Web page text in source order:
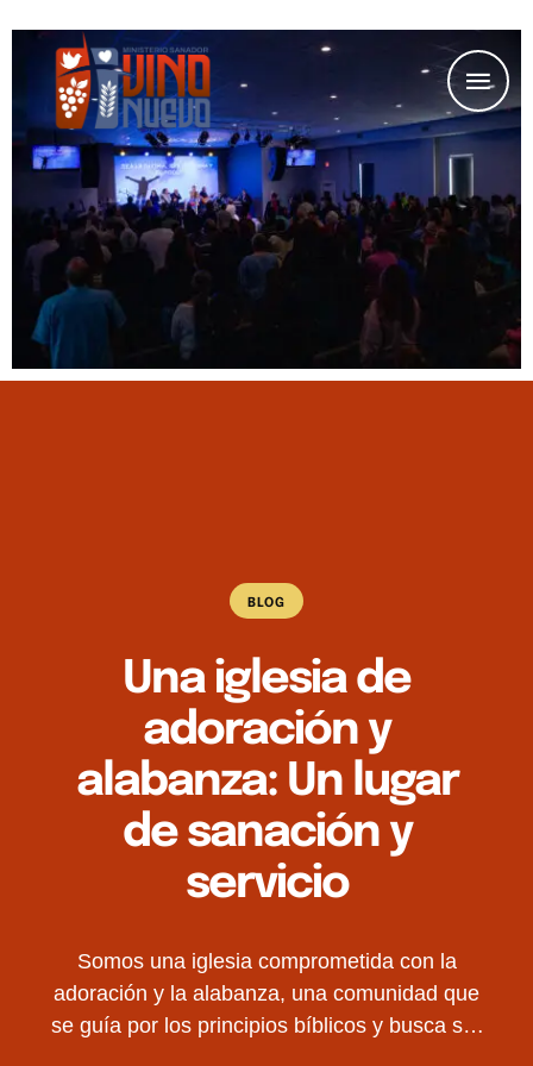
BLOG
Una iglesia de
adoración y
alabanza: Un lugar
de sanación y
servicio
Somos una iglesia comprometida con la
adoración y la alabanza, una comunidad que
se guía por los principios bíblicos y busca ser